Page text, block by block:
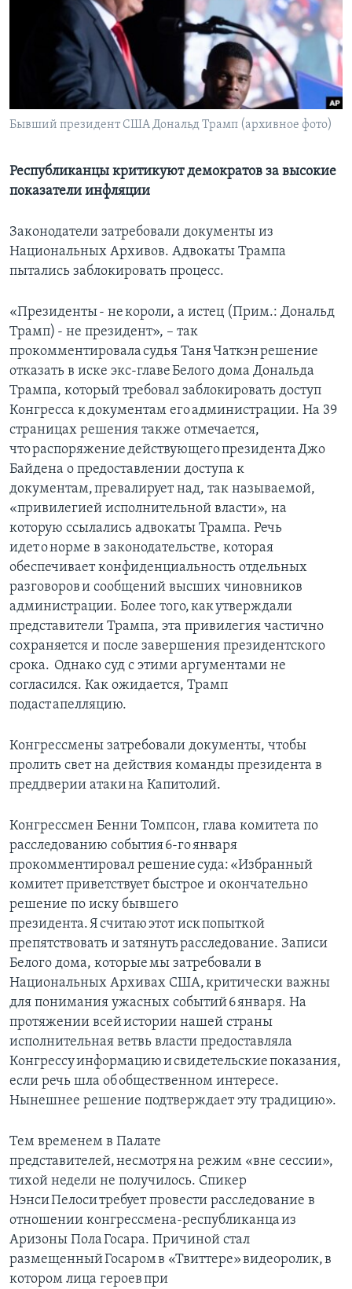
Learning English
СОЦИАЛЬНЫЕ СЕТИ
Бывший президент США Дональд Трамп (архивное фото)
Республиканцы критикуют демократов за высокие
показатели инфляции
Законодатели затребовали документы из
Национальных Архивов. Адвокаты Трампа
пытались заблокировать процесс.
«Президенты - не короли, а истец (Прим.: Дональд
Трамп) - не президент», – так
прокомментировала судья Таня Чаткэн решение
отказать в иске экс-главе Белого дома Дональда
Трампа, который требовал заблокировать доступ
Конгресса к документам его администрации. На 39
страницах решения также отмечается,
что распоряжение действующего президента Джо
Байдена о предоставлении доступа к
документам, превалирует над, так называемой,
«привилегией исполнительной власти», на
которую ссылались адвокаты Трампа. Речь
идет о норме в законодательстве, которая
обеспечивает конфиденциальность отдельных
разговоров и сообщений высших чиновников
администрации. Более того, как утверждали
представители Трампа, эта привилегия частично
сохраняется и после завершения президентского
срока. Однако суд с этими аргументами не
согласился. Как ожидается, Трамп
подаст апелляцию.
Конгрессмены затребовали документы, чтобы
пролить свет на действия команды президента в
преддверии атаки на Капитолий.
Конгрессмен Бенни Томпсон, глава комитета по
расследованию события 6-го января
прокомментировал решение суда: «Избранный
комитет приветствует быстрое и окончательно
решение по иску бывшего
президента. Я считаю этот иск попыткой
препятствовать и затянуть расследование. Записи
Белого дома, которые мы затребовали в
Национальных Архивах США, критически важны
для понимания ужасных событий 6 января. На
протяжении всей истории нашей страны
исполнительная ветвь власти предоставляла
Конгрессу информацию и свидетельские показания,
если речь шла об общественном интересе.
Нынешнее решение подтверждает эту традицию».
Тем временем в Палате
представителей, несмотря на режим «вне сессии»,
тихой недели не получилось. Спикер
Нэнси Пелоси требует провести расследование в
отношении конгрессмена-республиканца из
Аризоны Пола Госара. Причиной стал
размещенный Госаром в «Твиттере» видеоролик, в
котором лица героев при